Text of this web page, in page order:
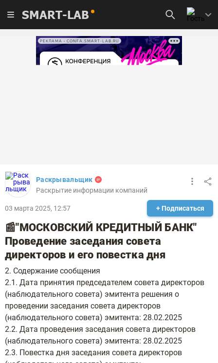
SMART-LAB
РЕКЛАМА • CONFA.SMART-LAB.RU
Раскрывальщик
Раскрытие информации компаний
03 марта 2025, 12:57 + Подписаться
📰"МОСКОВСКИЙ КРЕДИТНЫЙ БАНК"
Проведение заседания совета
директоров и его повестка дня
2. Содержание сообщения
2.1. Дата принятия председателем совета директоров
(наблюдательного совета) эмитента решения о
проведении заседания совета директоров
(наблюдательного совета) эмитента: 28.02.2025
2.2. Дата проведения заседания совета директоров
(наблюдательного совета) эмитента: 28.02.2025
2.3. Повестка дня заседания совета директоров